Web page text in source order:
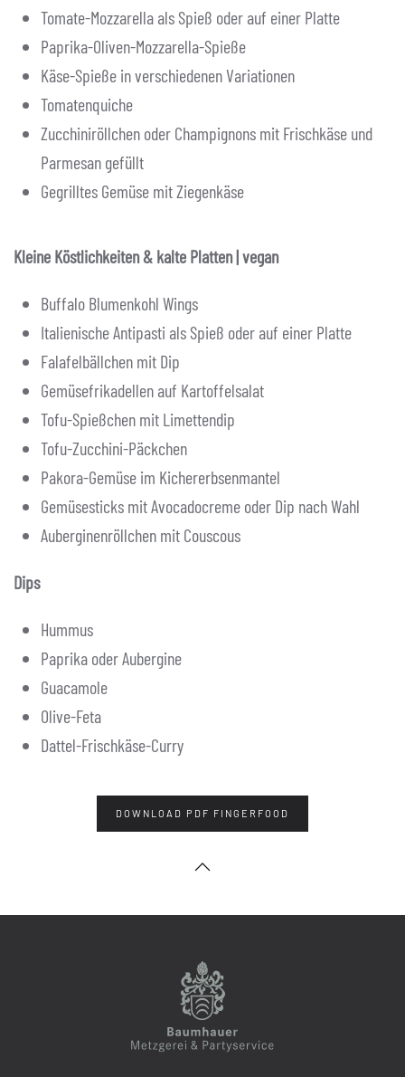
Tomate-Mozzarella als Spieß oder auf einer Platte
Paprika-Oliven-Mozzarella-Spieße
Käse-Spieße in verschiedenen Variationen
Tomatenquiche
Zucchiniröllchen oder Champignons mit Frischkäse und
Parmesan gefüllt
Gegrilltes Gemüse mit Ziegenkäse
Kleine Köstlichkeiten & kalte Platten | vegan
Buffalo Blumenkohl Wings
Italienische Antipasti als Spieß oder auf einer Platte
Falafelbällchen mit Dip
Gemüsefrikadellen auf Kartoffelsalat
Tofu-Spießchen mit Limettendip
Tofu-Zucchini-Päckchen
Pakora-Gemüse im Kichererbsenmantel
Gemüsesticks mit Avocadocreme oder Dip nach Wahl
Auberginenröllchen mit Couscous
Dips
Hummus
Paprika oder Aubergine
Guacamole
Olive-Feta
Dattel-Frischkäse-Curry
DOWNLOAD PDF FINGERFOOD